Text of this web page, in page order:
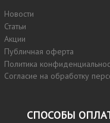
Новости
Статьи
Акции
Публичная оферта
Политика
Согласие на обработку
СПОСОБЫ